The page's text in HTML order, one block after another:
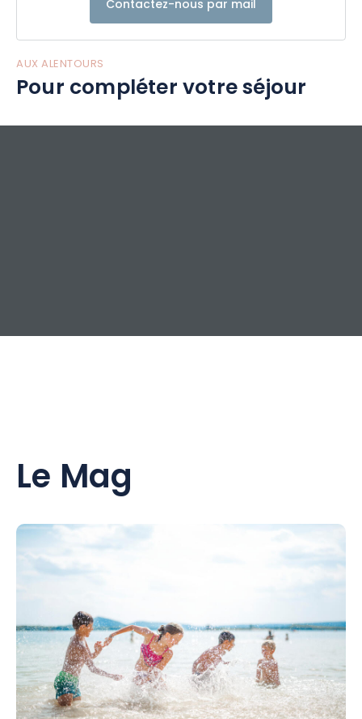
Contactez-nous par mail
AUX ALENTOURS
Pour compléter votre séjour
Le Mag